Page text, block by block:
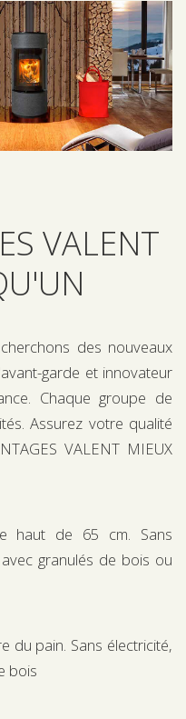
VALENT
des nouveaux
garde et innovateur
Chaque groupe de
Assurez votre qualité
VALENT MIEUX
haut de 65 cm. Sans
granulés de bois ou
du pain. Sans électricité,
bois